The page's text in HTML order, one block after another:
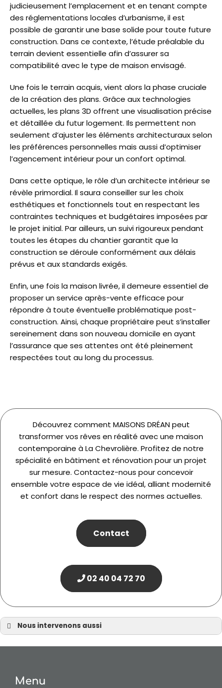
judicieusement l’emplacement et en tenant compte
des réglementations locales d’urbanisme, il est
possible de garantir une base solide pour toute future
construction. Dans ce contexte, l’étude préalable du
terrain devient essentielle afin d’assurer sa
compatibilité avec le type de maison envisagé.
Une fois le terrain acquis, vient alors la phase cruciale
de la création des plans. Grâce aux technologies
actuelles, les plans 3D offrent une visualisation précise
et détaillée du futur logement. Ils permettent non
seulement d’ajuster les éléments architecturaux selon
les préférences personnelles mais aussi d’optimiser
l’agencement intérieur pour un confort optimal.
Dans cette optique, le rôle d’un architecte intérieur se
révèle primordial. Il saura conseiller sur les choix
esthétiques et fonctionnels tout en respectant les
contraintes techniques et budgétaires imposées par
le projet initial. Par ailleurs, un suivi rigoureux pendant
toutes les étapes du chantier garantit que la
construction se déroule conformément aux délais
prévus et aux standards exigés.
Enfin, une fois la maison livrée, il demeure essentiel de
proposer un service après-vente efficace pour
répondre à toute éventuelle problématique post-
construction. Ainsi, chaque propriétaire peut s’installer
sereinement dans son nouveau domicile en ayant
l’assurance que ses attentes ont été pleinement
respectées tout au long du processus.
Découvrez comment MAISONS DRÉAN peut
transformer vos rêves en réalité avec une maison
contemporaine à La Chevrolière. Profitez de notre
spécialité en bâtiment et rénovation pour un projet
sur mesure. Contactez-nous pour concevoir
ensemble votre espace de vie idéal, alliant modernité
et confort dans le respect des normes actuelles.
Contact
02 40 04 72 70
Nous intervenons aussi
Maison contemporaine à Bouaye
Menu